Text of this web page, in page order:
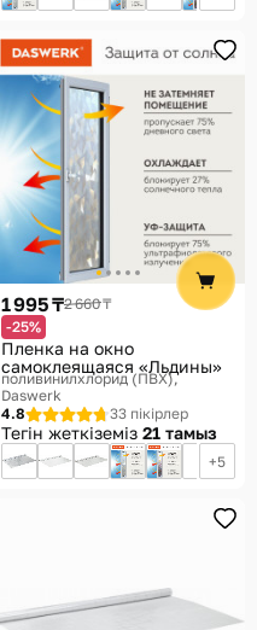
1 995 ₸2 660 ₸
-25%
Пленка на окно
самоклеящаяся «Льдины»
поливинилхлорид (ПВХ)
Daswerk
4.8
33 пікірлер
Тегін жеткіземіз 21 тамыз
5